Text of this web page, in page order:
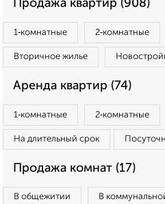
Продажа квартир (908)
1‑комнатные 2‑комнатные
Вторичное жилье
Аренда квартир (74)
1‑комнатные 2‑комнатные
На длительный срок
Продажа комнат (17)
В общежитии В